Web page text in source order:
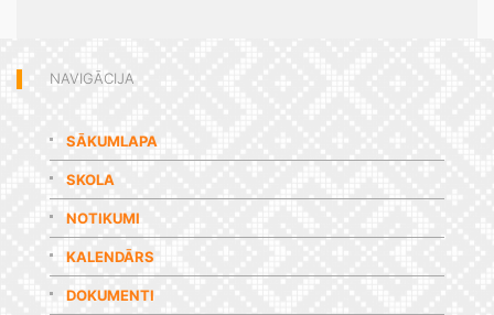
NAVIGĀCIJA
SĀKUMLAPA
SKOLA
NOTIKUMI
KALENDĀRS
DOKUMENTI